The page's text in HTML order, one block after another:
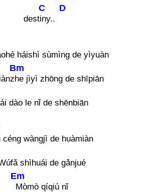
dest
C
iny..
D
háishì sùmìng de yìyuàn
Bm
he jìyì zhōng de shīpiān
dào le nǐ de shēnbiān
céng wàngjì de huàmiàn
shìhuái de gǎnjué
Em
Mòmò qíqiú nǐ